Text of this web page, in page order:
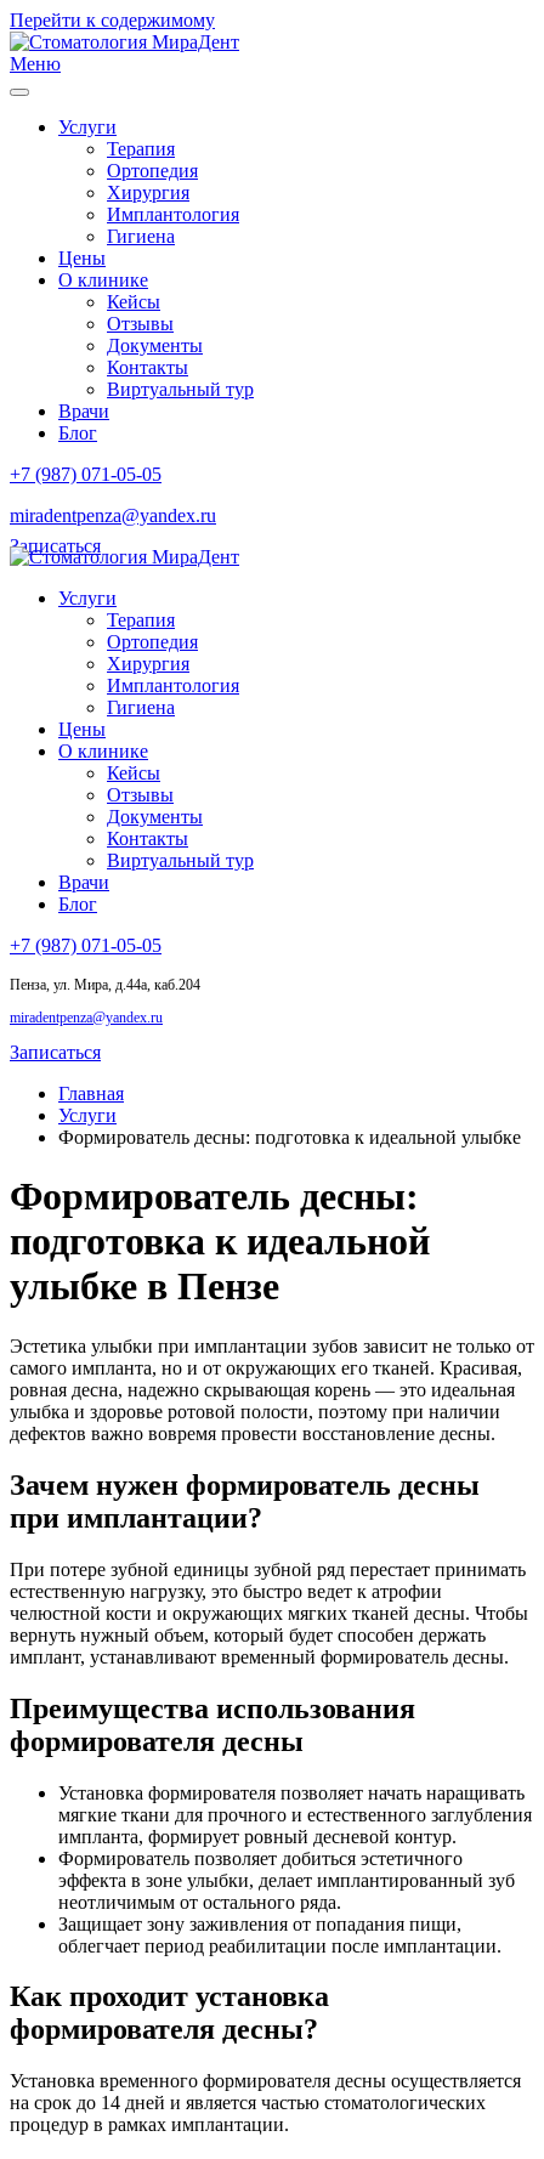
Перейти к содержимому
Меню
Услуги
Терапия
Ортопедия
Хирургия
Имплантология
Гигиена
Цены
О клинике
Кейсы
Отзывы
Документы
Контакты
Виртуальный тур
Врачи
Блог
+7 (987) 071-05-05
miradentpenza@yandex.ru
Записаться
Услуги
Терапия
Ортопедия
Хирургия
Имплантология
Гигиена
Цены
О клинике
Кейсы
Отзывы
Документы
Контакты
Виртуальный тур
Врачи
Блог
+7 (987) 071-05-05
Пенза, ул. Мира, д.44а, каб.204
miradentpenza@yandex.ru
Записаться
Главная
Услуги
Формирователь десны: подготовка к идеальной улыбке
Формирователь десны:
подготовка к идеальной
улыбке в Пензе
Эстетика улыбки при имплантации зубов зависит не только от
самого импланта, но и от окружающих его тканей. Красивая,
ровная десна, надежно скрывающая корень — это идеальная
улыбка и здоровье ротовой полости, поэтому при наличии
дефектов важно вовремя провести восстановление десны.
Зачем нужен формирователь десны
при имплантации?
При потере зубной единицы зубной ряд перестает принимать
естественную нагрузку, это быстро ведет к атрофии
челюстной кости и окружающих мягких тканей десны. Чтобы
вернуть нужный объем, который будет способен держать
имплант, устанавливают временный формирователь десны.
Преимущества использования
формирователя десны
Установка формирователя позволяет начать наращивать
мягкие ткани для прочного и естественного заглубления
импланта, формирует ровный десневой контур.
Формирователь позволяет добиться эстетичного
эффекта в зоне улыбки, делает имплантированный зуб
неотличимым от остального ряда.
Защищает зону заживления от попадания пищи,
облегчает период реабилитации после имплантации.
Как проходит установка
формирователя десны?
Установка временного формирователя десны осуществляется
на срок до 14 дней и является частью стоматологических
процедур в рамках имплантации.